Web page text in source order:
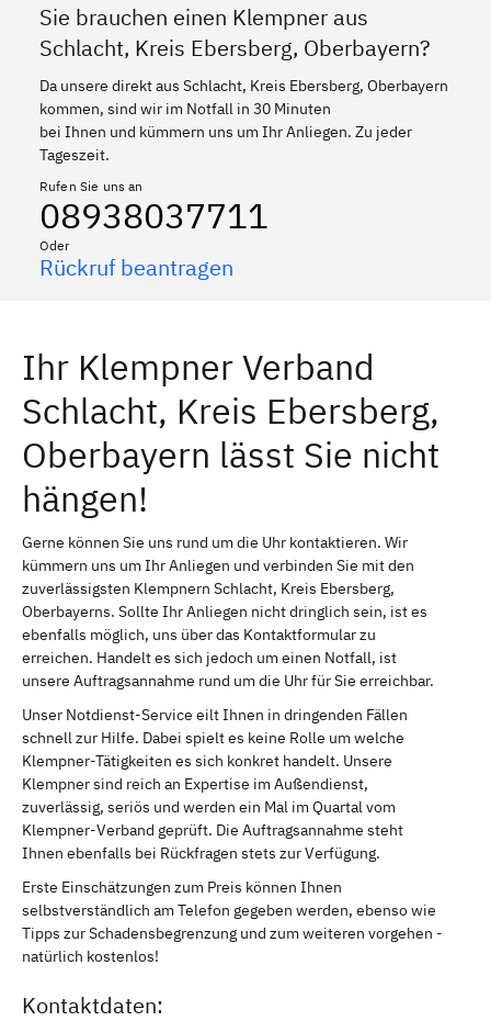
Sie brauchen einen Klempner aus
Schlacht, Kreis Ebersberg, Oberbayern?
Da unsere direkt aus Schlacht, Kreis Ebersberg, Oberbayern
kommen, sind wir im Notfall in 30 Minuten
bei Ihnen und kümmern uns um Ihr Anliegen. Zu jeder
Tageszeit.
Rufen Sie uns an
08938037711
Oder
Rückruf beantragen
Ihr Klempner Verband
Schlacht, Kreis Ebersberg,
Oberbayern lässt Sie nicht
hängen!
Gerne können Sie uns rund um die Uhr kontaktieren. Wir
kümmern uns um Ihr Anliegen und verbinden Sie mit den
zuverlässigsten Klempnern Schlacht, Kreis Ebersberg,
Oberbayerns. Sollte Ihr Anliegen nicht dringlich sein, ist es
ebenfalls möglich, uns über das Kontaktformular zu
erreichen. Handelt es sich jedoch um einen Notfall, ist
unsere Auftragsannahme rund um die Uhr für Sie erreichbar.
Unser Notdienst-Service eilt Ihnen in dringenden Fällen
schnell zur Hilfe. Dabei spielt es keine Rolle um welche
Klempner-Tätigkeiten es sich konkret handelt. Unsere
Klempner sind reich an Expertise im Außendienst,
zuverlässig, seriös und werden ein Mal im Quartal vom
Klempner-Verband geprüft. Die Auftragsannahme steht
Ihnen ebenfalls bei Rückfragen stets zur Verfügung.
Erste Einschätzungen zum Preis können Ihnen
selbstverständlich am Telefon gegeben werden, ebenso wie
Tipps zur Schadensbegrenzung und zum weiteren vorgehen -
natürlich kostenlos!
Kontaktdaten: